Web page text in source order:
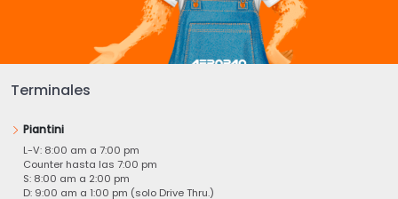
Terminales
Piantini
L-V: 8:00 am a 7:00 pm
Counter hasta las 7:00 pm
S: 8:00 am a 2:00 pm
D: 9:00 am a 1:00 pm (solo Drive Thru.)